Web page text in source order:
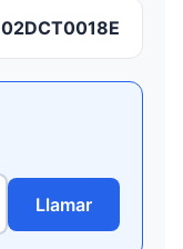
02DCT0018E
Llamar